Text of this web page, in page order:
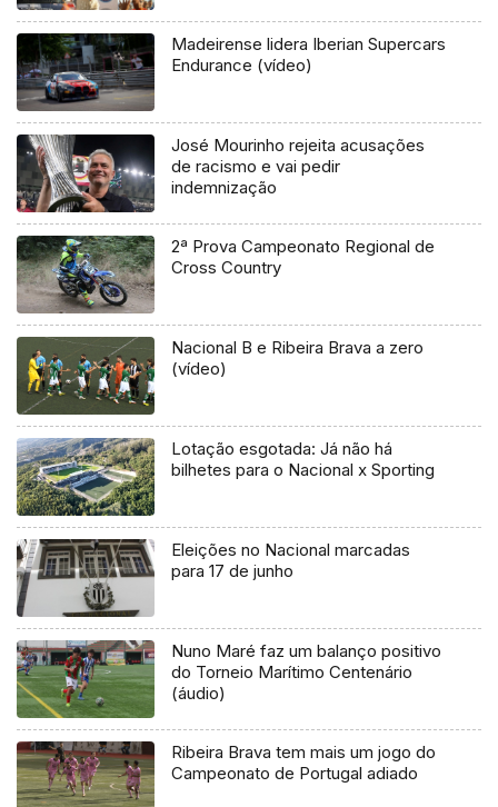
Madeirense lidera Iberian Supercars
Endurance (vídeo)
José Mourinho rejeita acusações
de racismo e vai pedir
indemnização
2ª Prova Campeonato Regional de
Cross Country
Nacional B e Ribeira Brava a zero
(vídeo)
Lotação esgotada: Já não há
bilhetes para o Nacional x Sporting
Eleições no Nacional marcadas
para 17 de junho
Nuno Maré faz um balanço positivo
do Torneio Marítimo Centenário
(áudio)
Ribeira Brava tem mais um jogo do
Campeonato de Portugal adiado